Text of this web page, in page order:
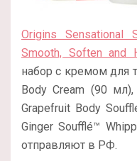
Origins Sensational
Smooth, Soften and
набор с кремом для
Body Cream (90
Grapefruit Body
Ginger Soufflé™
отправляют в РФ.